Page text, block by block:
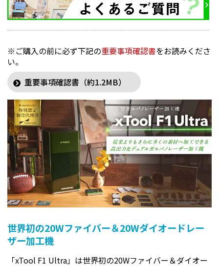
※ご購入の前に必ず下記の重要事項確認書をお読みくださ
い。
重要事項確認書（約1.2MB）
世界初の20Wファイバー＆20Wダイオードレー
ザー加工機
「xTool F1 Ultra」は世界初の20Wファイバー＆ダイオー